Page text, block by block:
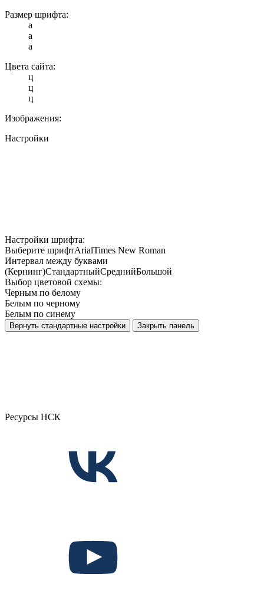
Размер шрифта:
a
a
a
Цвета сайта:
ц
ц
ц
Изображения:
Настройки
Настройки шрифта:
Выберите шрифтArialTimes New Roman
Интервал между буквами
(Кернинг)СтандартныйСреднийБольшой
Выбор цветовой схемы:
Черным по белому
Белым по черному
Белым по синему
Вернуть стандартные настройки Закрыть панель
Ресурсы НСК